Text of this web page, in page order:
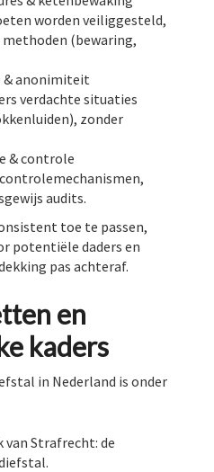
worden veiliggesteld,
(bewaring,
& anonimiteit
verdachte situaties
zonder
& controle
audits.
toe te passen,
potentiële daders en
pas achteraf.
en
kaders
in Nederland is onder
van Strafrecht: de